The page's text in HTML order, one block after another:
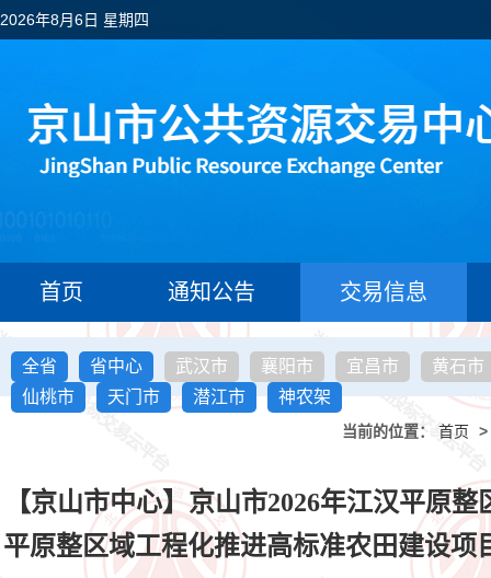
2026年8月6日 星期四
首页 通知公告 交易信息
全省 省中心 武汉市 襄阳市 宜昌市
黄石市
仙桃市
天门市 潜江市 神农架
当前的位置： 首页 >
【京山市中心】京山市2026年江汉平原
平原整区域工程化推进高标准农田建设项